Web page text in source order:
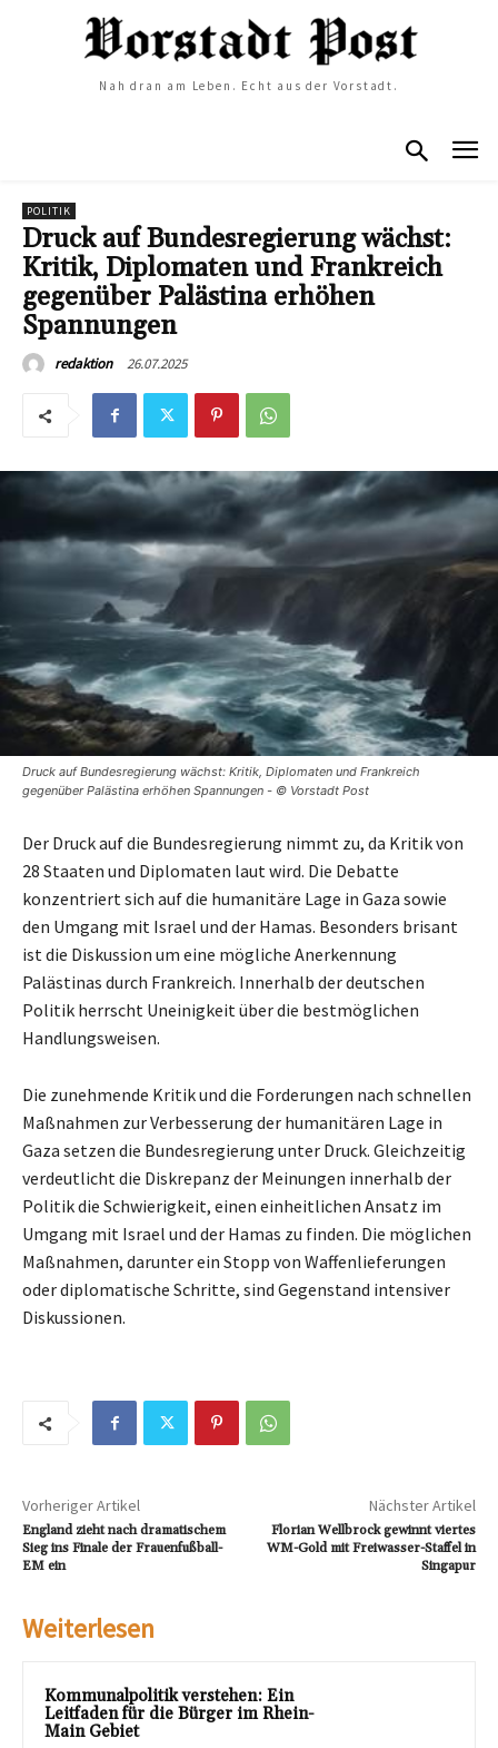
Nah dran am Leben. Echt aus der Vorstadt.
POLITIK
Druck auf Bundesregierung wächst:
Kritik, Diplomaten und Frankreich
gegenüber Palästina erhöhen
Spannungen
redaktion 26.07.2025
Druck auf Bundesregierung wächst: Kritik, Diplomaten und Frankreich
gegenüber Palästina erhöhen Spannungen - © Vorstadt Post
Der Druck auf die Bundesregierung nimmt zu, da Kritik von
28 Staaten und Diplomaten laut wird. Die Debatte
konzentriert sich auf die humanitäre Lage in Gaza sowie
den Umgang mit Israel und der Hamas. Besonders brisant
ist die Diskussion um eine mögliche Anerkennung
Palästinas durch Frankreich. Innerhalb der deutschen
Politik herrscht Uneinigkeit über die bestmöglichen
Handlungsweisen.
Die zunehmende Kritik und die Forderungen nach schnellen
Maßnahmen zur Verbesserung der humanitären Lage in
Gaza setzen die Bundesregierung unter Druck. Gleichzeitig
verdeutlicht die Diskrepanz der Meinungen innerhalb der
Politik die Schwierigkeit, einen einheitlichen Ansatz im
Umgang mit Israel und der Hamas zu finden. Die möglichen
Maßnahmen, darunter ein Stopp von Waffenlieferungen
oder diplomatische Schritte, sind Gegenstand intensiver
Diskussionen.
Vorheriger Artikel
England zieht nach dramatischem
Sieg ins Finale der Frauenfußball-
EM ein
Nächster Artikel
Florian Wellbrock gewinnt viertes
WM-Gold mit Freiwasser-Staffel in
Singapur
Weiterlesen
Kommunalpolitik verstehen: Ein
Leitfaden für die Bürger im Rhein-
Main Gebiet